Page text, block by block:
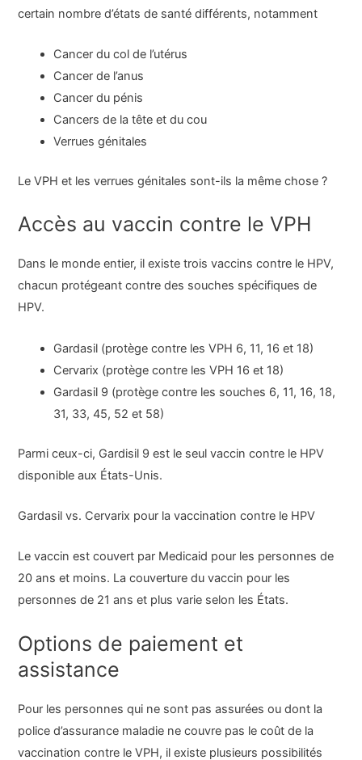
certain nombre d’états de santé différents, notamment
Cancer du col de l’utérus
Cancer de l’anus
Cancer du pénis
Cancers de la tête et du cou
Verrues génitales
Le VPH et les verrues génitales sont-ils la même chose ?
Accès au vaccin contre le VPH
Dans le monde entier, il existe trois vaccins contre le HPV,
chacun protégeant contre des souches spécifiques de
HPV.
Gardasil (protège contre les VPH 6, 11, 16 et 18)
Cervarix (protège contre les VPH 16 et 18)
Gardasil 9 (protège contre les souches 6, 11, 16, 18,
31, 33, 45, 52 et 58)
Parmi ceux-ci, Gardisil 9 est le seul vaccin contre le HPV
disponible aux États-Unis.
Gardasil vs. Cervarix pour la vaccination contre le HPV
Le vaccin est couvert par Medicaid pour les personnes de
20 ans et moins. La couverture du vaccin pour les
personnes de 21 ans et plus varie selon les États.
Options de paiement et
assistance
Pour les personnes qui ne sont pas assurées ou dont la
police d’assurance maladie ne couvre pas le coût de la
vaccination contre le VPH, il existe plusieurs possibilités